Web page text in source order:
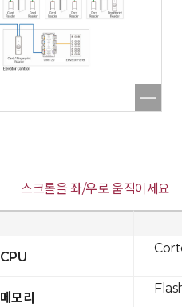
스크롤을 좌/우로 움직이세요
CPU
메모리